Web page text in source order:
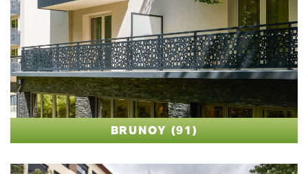
BRUNOY (91)